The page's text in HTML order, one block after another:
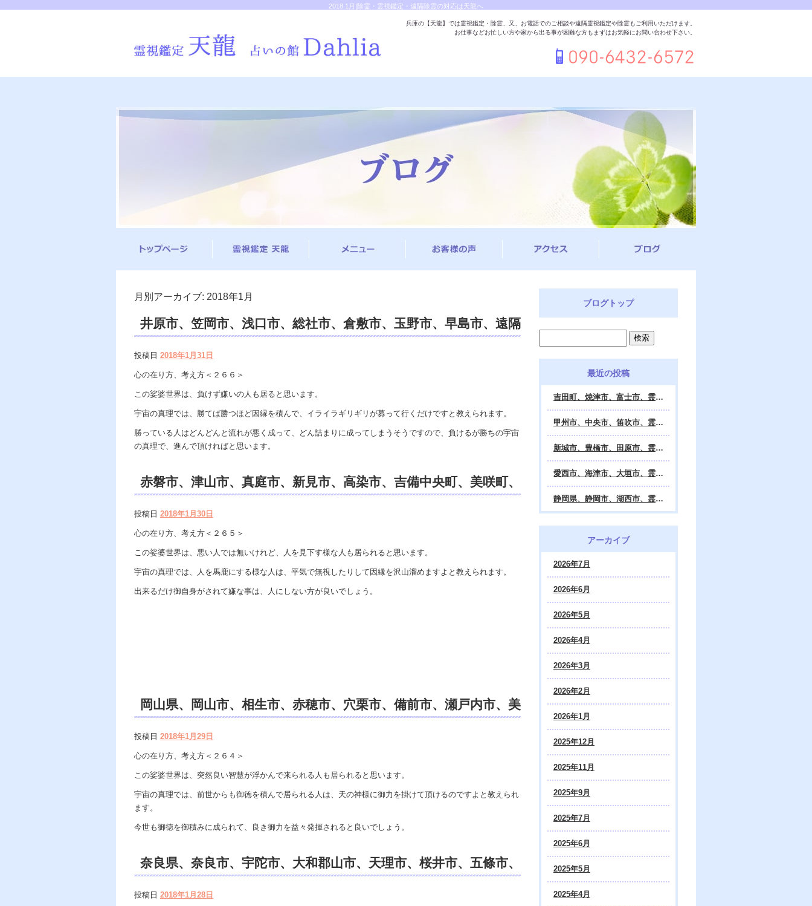
2018 1月|除霊・霊視鑑定・遠隔除霊の対応は天龍へ
兵庫の【天龍】では霊視鑑定・除霊、又、お電話でのご相談や遠隔霊視鑑定や除霊もご利用いただけます。
お仕事などお忙しい方や家から出る事が困難な方もまずはお気軽にお問い合わせ下さい。
月別アーカイブ: 2018年1月
井原市、笠岡市、浅口市、総社市、倉敷市、玉野市、早島市、遠隔
投稿日 2018年1月31日
心の在り方、考え方＜２６６＞
この娑婆世界は、負けず嫌いの人も居ると思います。
宇宙の真理では、勝てば勝つほど因縁を積んで、イライラギリギリが募って行くだけですと教えられます。
勝っている人はどんどんと流れが悪く成って、どん詰まりに成ってしまうそうですので、負けるが勝ちの宇宙
の真理で、進んで頂ければと思います。
赤磐市、津山市、真庭市、新見市、高染市、吉備中央町、美咲町、
投稿日 2018年1月30日
心の在り方、考え方＜２６５＞
この娑婆世界は、悪い人では無いけれど、人を見下す様な人も居られると思います。
宇宙の真理では、人を馬鹿にする様な人は、平気で無視したりして因縁を沢山溜めますよと教えられます。
出来るだけ御自身がされて嫌な事は、人にしない方が良いでしょう。
岡山県、岡山市、相生市、赤穂市、穴栗市、備前市、瀬戸内市、美
投稿日 2018年1月29日
心の在り方、考え方＜２６４＞
この娑婆世界は、突然良い智慧が浮かんで来られる人も居られると思います。
宇宙の真理では、前世からも御徳を積んで居られる人は、天の神様に御力を掛けて頂けるのですよと教えられ
ます。
今世も御徳を御積みに成られて、良き御力を益々発揮されると良いでしょう。
奈良県、奈良市、宇陀市、大和郡山市、天理市、桜井市、五條市、
投稿日 2018年1月28日
ブログトップ
最近の投稿
吉田町、焼津市、富士市、霊視鑑定 天龍・占いの館 Dahlia、対面・電話・オンライン鑑定、除霊、霊視鑑定、遠隔 除霊 口コミ、浄霊、交霊、祈祷、御祓い、四柱推命、姓名判断・九星気学・易・タロット・手相・数秘術・動物占い・姓名学・命運鑑定、開運、不安・苦痛・恐怖、悩み相談、スピリチュアルカウンセラー、ヒーリング、霊気治療、霊能力者、霊媒師、天龍知裕著、幸せを求めて、天の神様 VS 地獄の神様、宇宙の真理で未来は希望の光、この世で天国 あの世で天国、天龍知裕ブログ。
甲州市、中央市、笛吹市、霊視鑑定 天龍・占いの館 Dahlia、対面・電話・オンライン鑑定、除霊、霊視鑑定、遠隔 除霊 口コミ、浄霊、交霊、祈祷、御祓い、四柱推命、姓名判断・九星気学・易・タロット・手相・数秘術・動物占い・姓名学・命運鑑定、開運、不安・苦痛・恐怖、悩み相談、スピリチュアルカウンセラー、ヒーリング、霊気治療、霊能力者、霊媒師、天龍知裕著、幸せを求めて、天の神様 VS 地獄の神様、宇宙の真理で未来は希望の光、この世で天国 あの世で天国、天龍知裕ブログ。
新城市、豊橋市、田原市、霊視鑑定 天龍・占いの館 Dahlia、対面・電話・オンライン鑑定、除霊、霊視鑑定、遠隔 除霊 口コミ、浄霊、交霊、祈祷、御祓い、四柱推命、姓名判断・九星気学・易・タロット・手相・数秘術・動物占い・姓名学・命運鑑定、開運、不安・苦痛・恐怖、悩み相談、スピリチュアルカウンセラー、ヒーリング、霊能力者、霊媒師、天龍知裕著、幸せを求めて、天の神様 VS 地獄の神様、宇宙の真理で未来は希望の光、この世で天国 あの世で天国、天龍知裕ブログ。
愛西市、海津市、大垣市、霊視鑑定 天龍・占いの館 Dahlia、対面・電話・オンライン鑑定、遠隔 除霊 口コミ、浄霊、交霊、祈祷、御祓い、四柱推命、姓名判断・九星気学・易・タロット・手相・数秘術・動物占い・姓名学・命運鑑定、開運、不安・苦痛・恐怖、悩み相談、スピリチュアルカウンセラー、ヒーリング、霊能力者、霊媒師、天龍知裕著、幸せを求めて、天の神様 VS 地獄の神様、宇宙の真理で未来は希望の光、この世で天国 あの世で天国、天龍知裕ブログ。
静岡県、静岡市、湖西市、霊視鑑定 天龍・占いの館 Dahlia、対面・電話・オンライン鑑定、除霊、霊視鑑定、遠隔 除霊 口コミ、浄霊、交霊、祈祷、御祓い、四柱推命、姓名判断・九星気学・易・タロット・手相・数秘術・動物占い・姓名学・命運鑑定、開運、不安・苦痛・恐怖、悩み相談、スピリチュアルカウンセラー、ヒーリング、霊気治療、霊能力者、霊媒師、天龍知裕著、幸せを求めて、天の神様 VS 地獄の神様、宇宙の真理で未来は希望の光、この世で天国 あの世で天国、天龍知裕ブログ。
アーカイブ
2026年7月
2026年6月
2026年5月
2026年4月
2026年3月
2026年2月
2026年1月
2025年12月
2025年11月
2025年9月
2025年7月
2025年6月
2025年5月
2025年4月